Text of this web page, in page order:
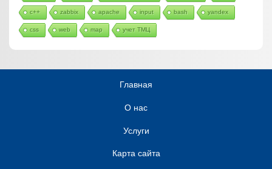
c++ zabbix apache input bash yandex
css web map учет ТМЦ
Главная
О нас
Услуги
Карта сайта